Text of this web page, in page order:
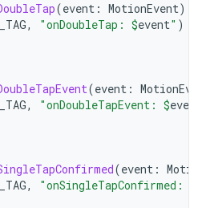
(event : MotionEvent):
, "onDoubleTap: $event" )
(event :
, "onDoubleTapEvent: $event
(event :
, "onSingleTapConfirmed: